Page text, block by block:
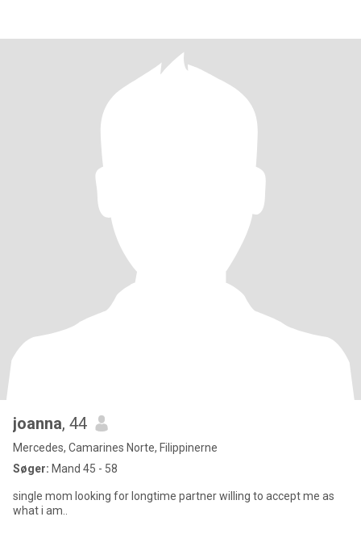
joanna, 44
Mercedes, Camarines Norte, Filippinerne
Søger: Mand 45 - 58
single mom looking for longtime partner willing to accept me as
what i am..